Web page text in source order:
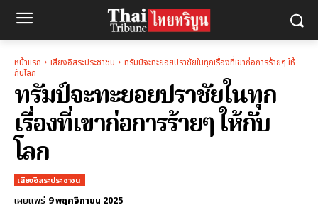
หน้าแรก เสียงอิสระประชาชน
ทรัมป์จะทะยอยปราชัยในทุกเรื่องที่เขาก่อการร้ายๆ ให้
กับโลก
ทรัมป์จะทะยอยปราชัยในทุก
เรื่องที่เขาก่อการร้ายๆ ให้กับ
โลก
เสียงอิสระประชาชน
เผยแพร่ 9 พฤศจิกายน 2025